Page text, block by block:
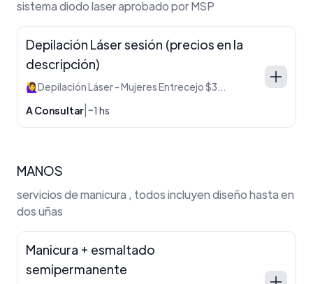
sistema diodo laser aprobado por MSP
Depilación Láser sesión (precios en la
descripción)
A Consultar ~1 hs
MANOS
servicios de manicura , todos incluyen diseño hasta en
dos uñas
Manicura + esmaltado
semipermanente